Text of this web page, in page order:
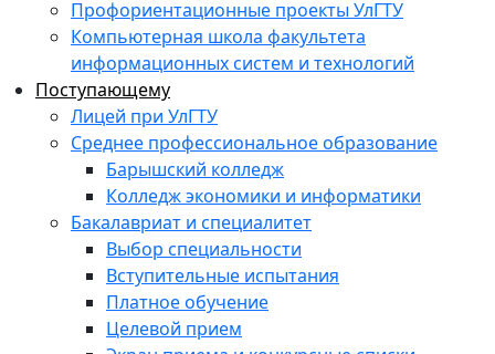
Профориентационные проекты УлГТУ
Компьютерная школа факультета
информационных систем и технологий
Поступающему
Лицей при УлГТУ
Среднее профессиональное образование
Барышский колледж
Колледж экономики и информатики
Бакалавриат и специалитет
Выбор специальности
Вступительные испытания
Платное обучение
Целевой прием